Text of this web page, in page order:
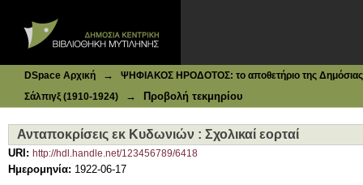
DSpace Αρχική →
ΨΗΦΙΑΚΟΣ ΗΡΟΔΟΤΟΣ: το αποθετήριο της Δημόσιας
Σάλπιγξ (1910-1924)
→ Προβολή τεκμηρίου
Ανταποκρίσεις εκ Κυδωνιών : Σχολικαί εορταί
URI: http://hdl.handle.net/123456789/6418
Ημερομηνία: 1922-06-17